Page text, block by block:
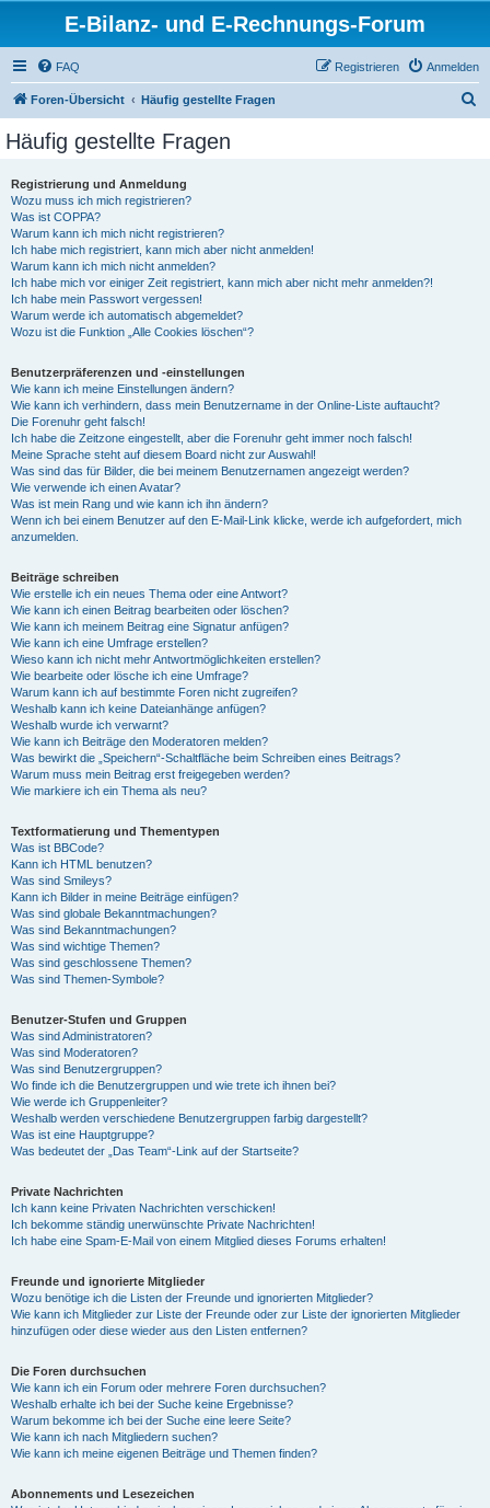
E-Bilanz- und E-Rechnungs-Forum
FAQ Anmelden
Registrieren
Foren-Übersicht Häufig gestellte Fragen
Häufig gestellte Fragen
Registrierung und Anmeldung
Wozu muss ich mich registrieren?
Was ist COPPA?
Warum kann ich mich nicht registrieren?
Ich habe mich registriert, kann mich aber nicht anmelden!
Warum kann ich mich nicht anmelden?
Ich habe mich vor einiger Zeit registriert, kann mich aber nicht mehr anmelden?!
Ich habe mein Passwort vergessen!
Warum werde ich automatisch abgemeldet?
Wozu ist die Funktion „Alle Cookies löschen“?
Benutzerpräferenzen und -einstellungen
Wie kann ich meine Einstellungen ändern?
Wie kann ich verhindern, dass mein Benutzername in der Online-Liste auftaucht?
Die Forenuhr geht falsch!
Ich habe die Zeitzone eingestellt, aber die Forenuhr geht immer noch falsch!
Meine Sprache steht auf diesem Board nicht zur Auswahl!
Was sind das für Bilder, die bei meinem Benutzernamen angezeigt werden?
Wie verwende ich einen Avatar?
Was ist mein Rang und wie kann ich ihn ändern?
Wenn ich bei einem Benutzer auf den E-Mail-Link klicke, werde ich aufgefordert, mich
anzumelden.
Beiträge schreiben
Wie erstelle ich ein neues Thema oder eine Antwort?
Wie kann ich einen Beitrag bearbeiten oder löschen?
Wie kann ich meinem Beitrag eine Signatur anfügen?
Wie kann ich eine Umfrage erstellen?
Wieso kann ich nicht mehr Antwortmöglichkeiten erstellen?
Wie bearbeite oder lösche ich eine Umfrage?
Warum kann ich auf bestimmte Foren nicht zugreifen?
Weshalb kann ich keine Dateianhänge anfügen?
Weshalb wurde ich verwarnt?
Wie kann ich Beiträge den Moderatoren melden?
Was bewirkt die „Speichern“-Schaltfläche beim Schreiben eines Beitrags?
Warum muss mein Beitrag erst freigegeben werden?
Wie markiere ich ein Thema als neu?
Textformatierung und Thementypen
Was ist BBCode?
Kann ich HTML benutzen?
Was sind Smileys?
Kann ich Bilder in meine Beiträge einfügen?
Was sind globale Bekanntmachungen?
Was sind Bekanntmachungen?
Was sind wichtige Themen?
Was sind geschlossene Themen?
Was sind Themen-Symbole?
Benutzer-Stufen und Gruppen
Was sind Administratoren?
Was sind Moderatoren?
Was sind Benutzergruppen?
Wo finde ich die Benutzergruppen und wie trete ich ihnen bei?
Wie werde ich Gruppenleiter?
Weshalb werden verschiedene Benutzergruppen farbig dargestellt?
Was ist eine Hauptgruppe?
Was bedeutet der „Das Team“-Link auf der Startseite?
Private Nachrichten
Ich kann keine Privaten Nachrichten verschicken!
Ich bekomme ständig unerwünschte Private Nachrichten!
Ich habe eine Spam-E-Mail von einem Mitglied dieses Forums erhalten!
Freunde und ignorierte Mitglieder
Wozu benötige ich die Listen der Freunde und ignorierten Mitglieder?
Wie kann ich Mitglieder zur Liste der Freunde oder zur Liste der ignorierten Mitglieder
hinzufügen oder diese wieder aus den Listen entfernen?
Die Foren durchsuchen
Wie kann ich ein Forum oder mehrere Foren durchsuchen?
Weshalb erhalte ich bei der Suche keine Ergebnisse?
Warum bekomme ich bei der Suche eine leere Seite?
Wie kann ich nach Mitgliedern suchen?
Wie kann ich meine eigenen Beiträge und Themen finden?
Abonnements und Lesezeichen